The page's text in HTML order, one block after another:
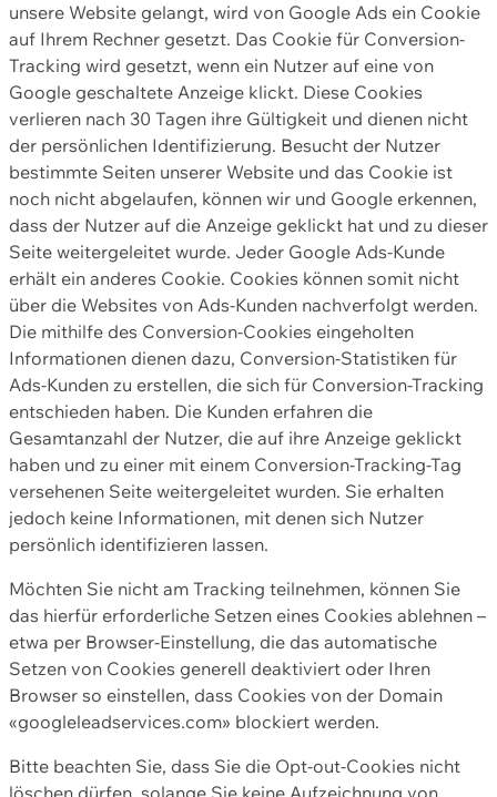
unsere Website gelangt, wird von Google Ads ein Cookie
auf Ihrem Rechner gesetzt. Das Cookie für Conversion-
Tracking wird gesetzt, wenn ein Nutzer auf eine von
Google geschaltete Anzeige klickt. Diese Cookies
verlieren nach 30 Tagen ihre Gültigkeit und dienen nicht
der persönlichen Identifizierung. Besucht der Nutzer
bestimmte Seiten unserer Website und das Cookie ist
noch nicht abgelaufen, können wir und Google erkennen,
dass der Nutzer auf die Anzeige geklickt hat und zu dieser
Seite weitergeleitet wurde. Jeder Google Ads-Kunde
erhält ein anderes Cookie. Cookies können somit nicht
über die Websites von Ads-Kunden nachverfolgt werden.
Die mithilfe des Conversion-Cookies eingeholten
Informationen dienen dazu, Conversion-Statistiken für
Ads-Kunden zu erstellen, die sich für Conversion-Tracking
entschieden haben. Die Kunden erfahren die
Gesamtanzahl der Nutzer, die auf ihre Anzeige geklickt
haben und zu einer mit einem Conversion-Tracking-Tag
versehenen Seite weitergeleitet wurden. Sie erhalten
jedoch keine Informationen, mit denen sich Nutzer
persönlich identifizieren lassen.
Möchten Sie nicht am Tracking teilnehmen, können Sie
das hierfür erforderliche Setzen eines Cookies ablehnen –
etwa per Browser-Einstellung, die das automatische
Setzen von Cookies generell deaktiviert oder Ihren
Browser so einstellen, dass Cookies von der Domain
«googleleadservices.com» blockiert werden.
Bitte beachten Sie, dass Sie die Opt-out-Cookies nicht